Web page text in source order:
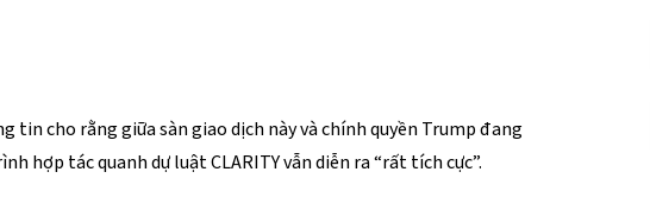
tin cho rằng giữa sàn giao dịch này và chính quyền Trump đang
hợp tác quanh dự luật CLARITY vẫn diễn ra “rất tích cực”.